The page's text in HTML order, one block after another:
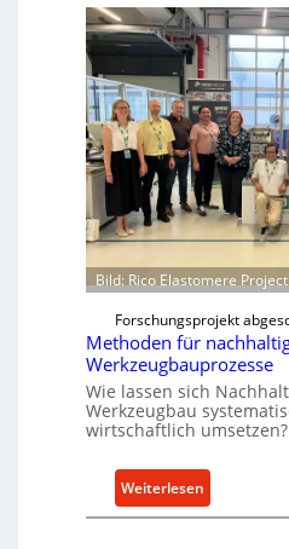
l
a
t
t
f
o
m
w
e
i
t
e
r
a
r
e
P
a
r
s
N
o
w
f
ü
h
r
t
A
k
a
u
Bild: Rico Elastomere
Forschungsprojekt
Methoden für
Werkzeugbauprozesse
Wie lassen sich
Werkzeugbau
wirtschaftlich umsetzen?
Weiterlesen
M